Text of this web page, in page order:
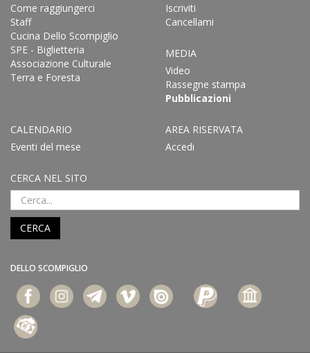
Come raggiungerci
Staff
Cucina Dello Scompiglio
SPE - Biglietteria
Associazione Culturale
Terra e Foresta
Iscriviti
Cancellami
MEDIA
Video
Rassegne stampa
Pubblicazioni
CALENDARIO
Eventi del mese
AREA RISERVATA
Accedi
CERCA NEL SITO
CERCA
DELLO SCOMPIGLIO